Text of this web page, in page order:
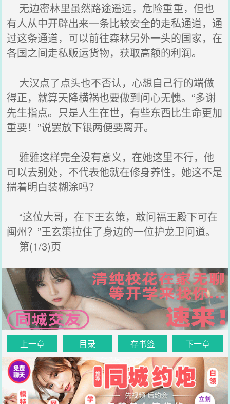
无边密林里虽然路途遥远，危险重重，但也
有人从中开辟出来一条比较安全的走私通道，通
过这条通道，可以前往森林另外一头的国家，在
各国之间走私贩运货物，获取高额的利润。
大汉点了点头也不否认，心想自己行的端做
得正，就算天降横祸也要做到问心无愧。“多谢
先生指点。只是人生在世，有些东西比生命更加
重要！”说罢放下银两便要离开。
雅雅这样完全没有意义，在她这里不行，他
可以去别处，不代表他就在修身养性，她这不是
揣着明白装糊涂吗？
“这位大哥，在下王玄策，敢问福王殿下可在
闽州？”王玄策拉住了身边的一位护龙卫问道。
第(1/3)页
上一章 目录 存书签 下一章